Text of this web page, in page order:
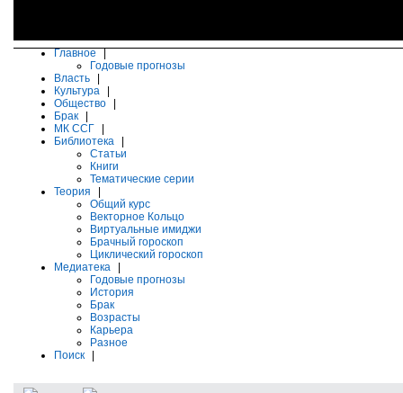
Главное
Годовые прогнозы
Власть
Культура
Общество
Брак
МК ССГ
Библиотека
Статьи
Книги
Тематические серии
Теория
Общий курс
Векторное Кольцо
Виртуальные имиджи
Брачный гороскоп
Циклический гороскоп
Медиатека
Годовые прогнозы
История
Брак
Возрасты
Карьера
Разное
Поиск